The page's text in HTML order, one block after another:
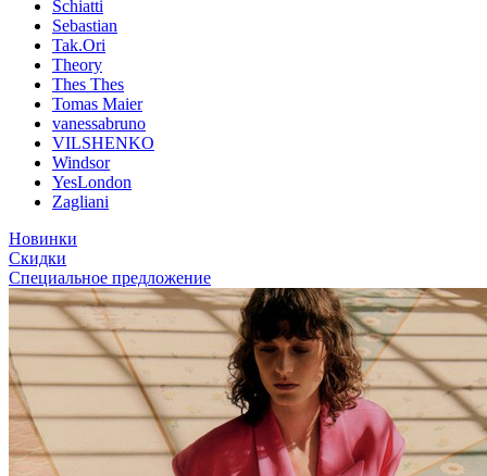
Schiatti
Sebastian
Tak.Ori
Theory
Thes Thes
Tomas Maier
vanessabruno
VILSHENKO
Windsor
YesLondon
Zagliani
Новинки
Скидки
Специальное предложение